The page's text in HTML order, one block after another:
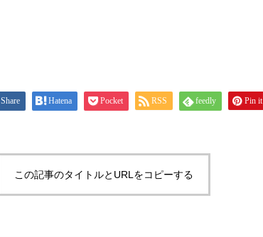
Share Hatena Pocket RSS feedly Pin it
この記事のタイトルとURLをコピーする